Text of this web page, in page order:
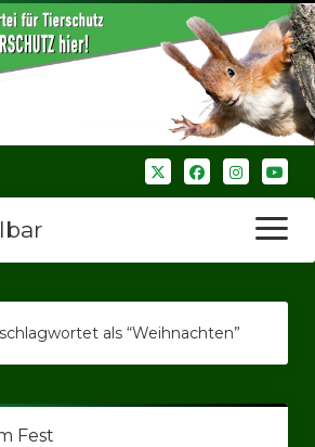
Menü
öffnen
als “Weihnachten”
Fest